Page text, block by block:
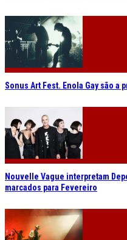
Sonus Art Fest. Enola Gay são a
Nouvelle Vague interpretam
marcados para Fevereiro